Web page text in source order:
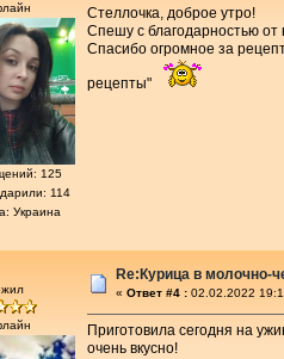
125
114
Украина
Стеллочка, доброе утро!
Спешу с благодарностью от
Спасибо огромное за
рецепты"
Re:Курица в молочно-
« Ответ #4 : 02.02.2022
Приготовила сегодня на
очень вкусно!